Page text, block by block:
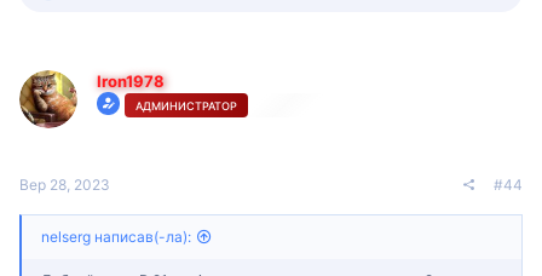
і
ї
:
Iron1978
АДМИНИСТРАТОР
Вер 28, 2023 #44
nelserg написав(-ла):